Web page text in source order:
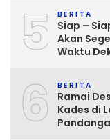
5 BERITA
Siap –
Akan
Waktu
6 BERITA
Ramai
Kades di
Pandangan